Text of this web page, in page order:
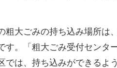
粗大ごみの持ち込み場所は
す。「粗大ごみ受付センタ
では、持ち込みができるよ